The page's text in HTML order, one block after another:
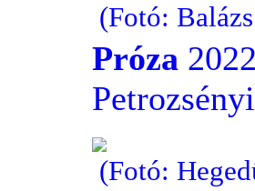
(Fotó:
Próza
(Fotó: